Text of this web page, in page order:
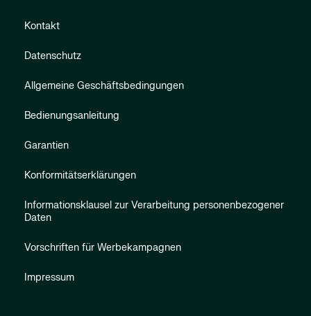
Kontakt
Datenschutz
Allgemeine Geschäftsbedingungen
Bedienungsanleitung
Garantien
Konformitätserklärungen
Informationsklausel zur Verarbeitung personenbezogener
Daten
Vorschriften für Werbekampagnen
Impressum